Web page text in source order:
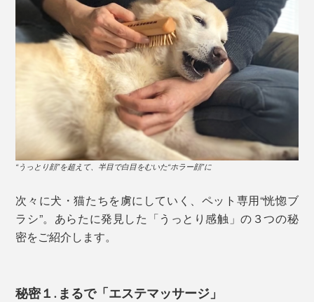
“うっとり顔”を超えて、半目で白目をむいた“ホラー顔”に
次々に犬・猫たちを虜にしていく、ペット専用“恍惚ブ
ラシ”。あらたに発見した「うっとり感触」の３つの秘
密をご紹介します。
秘密１. まるで「エステマッサージ」